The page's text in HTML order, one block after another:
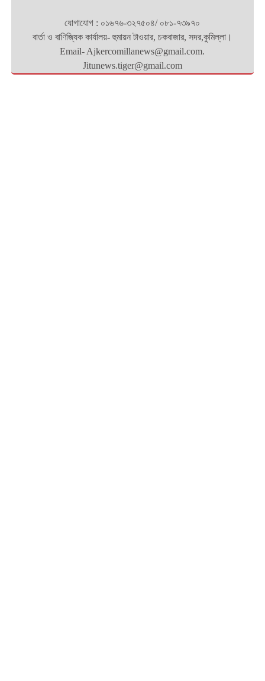
যোগাযোগ : ০১৬৭৬-৩২৭৫০৪/ ০৮১-৭৩৯৭০
বার্তা ও বাণিজ্যিক কার্যালয়- হুমায়ন টাওয়ার, চকবাজার, সদর,কুমিল্লা।
Email- Ajkercomillanews@gmail.com.
Jitunews.tiger@gmail.com